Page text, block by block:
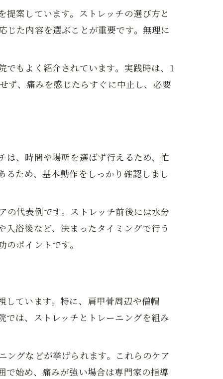
案しています。ストレッチの選び方と
じた内容を選ぶことが重要です。無理に
もよく紹介されています。実践時は、1
ず、痛みを感じたらすぐに中止し、必要
は、時間や場所を選ばず行えるため、忙
るため、基本動作をしっかり確認しまし
の代表例です。ストレッチ前後には水分
浴後など、決まったタイミングで行う
ポイントです。
しています。特に、肩甲骨周辺や僧帽
では、ストレッチとトレーニングを組み
ングなどが挙げられます。これらのケア
で始め、痛みが強い場合は専門家の指導